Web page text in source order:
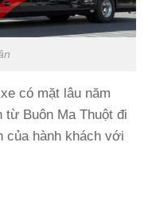
có mặt lâu năm
Buôn Ma Thuột đi
của hành khách với